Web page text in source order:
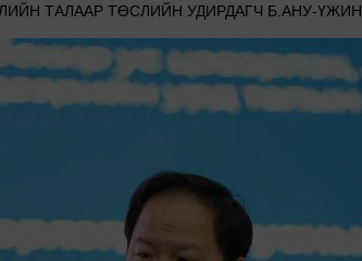
ТАЛААР ТӨСЛИЙН УДИРДАГЧ Б.АНУ-ҮЖИН